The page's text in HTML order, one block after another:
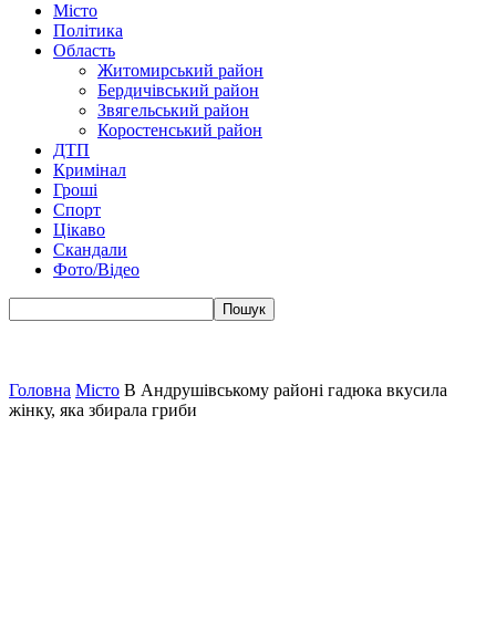
Місто
Політика
Область
Житомирський район
Бердичівський район
Звягельський район
Коростенський район
ДТП
Кримінал
Гроші
Спорт
Цікаво
Скандали
Фото/Відео
Головна Місто В Андрушівському районі гадюка вкусила
жінку, яка збирала гриби